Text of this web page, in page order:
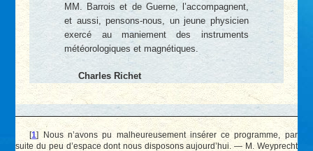
MM. Barrois et de Guerne, l’accompagnent,
et aussi, pensons-nous, un jeune physicien
exercé au maniement des instruments
météorologiques et magnétiques.
Charles Richet
[1]
Nous n’avons pu malheureusement insérer ce programme, par
suite du peu d’espace dont nous disposons aujourd’hui. — M. Weyprecht